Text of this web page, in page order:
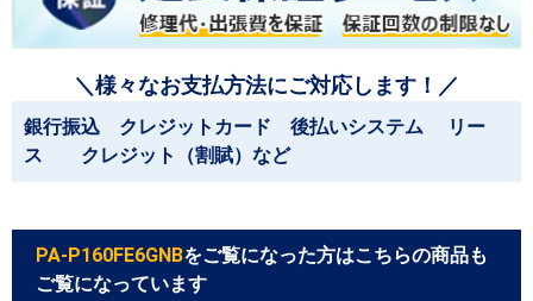
＼様々なお支払方法にご対応します！／
銀行振込 クレジットカード 後払いシステム リー
ス クレジット（割賦）など
PA-P160FE6GNBをご覧になった方はこちらの商品も
ご覧になっています